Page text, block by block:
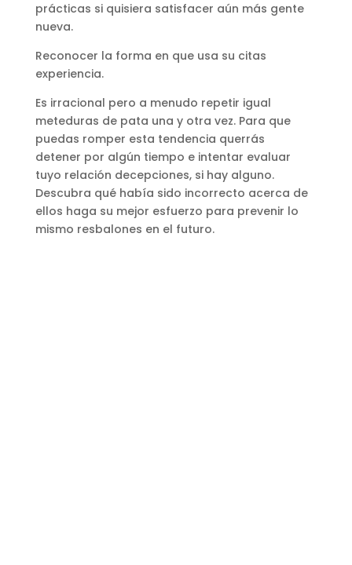
prácticas si quisiera satisfacer aún más gente
nueva.
Reconocer la forma en que usa su citas
experiencia.
Es irracional pero a menudo repetir igual
meteduras de pata una y otra vez. Para que
puedas romper esta tendencia querrás
detener por algún tiempo e intentar evaluar
tuyo relación decepciones, si hay alguno.
Descubra qué había sido incorrecto acerca de
ellos haga su mejor esfuerzo para prevenir lo
mismo resbalones en el futuro.